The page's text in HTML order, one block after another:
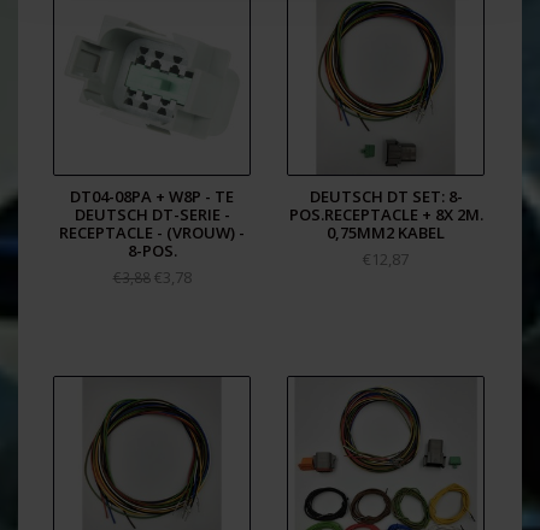
DT04-08PA + W8P - TE
DEUTSCH DT-SERIE -
RECEPTACLE - (VROUW) -
8-POS.
€3,88€3,78
DEUTSCH DT SET: 8-
POS.RECEPTACLE + 8X 2M.
0,75MM2 KABEL
€12,87